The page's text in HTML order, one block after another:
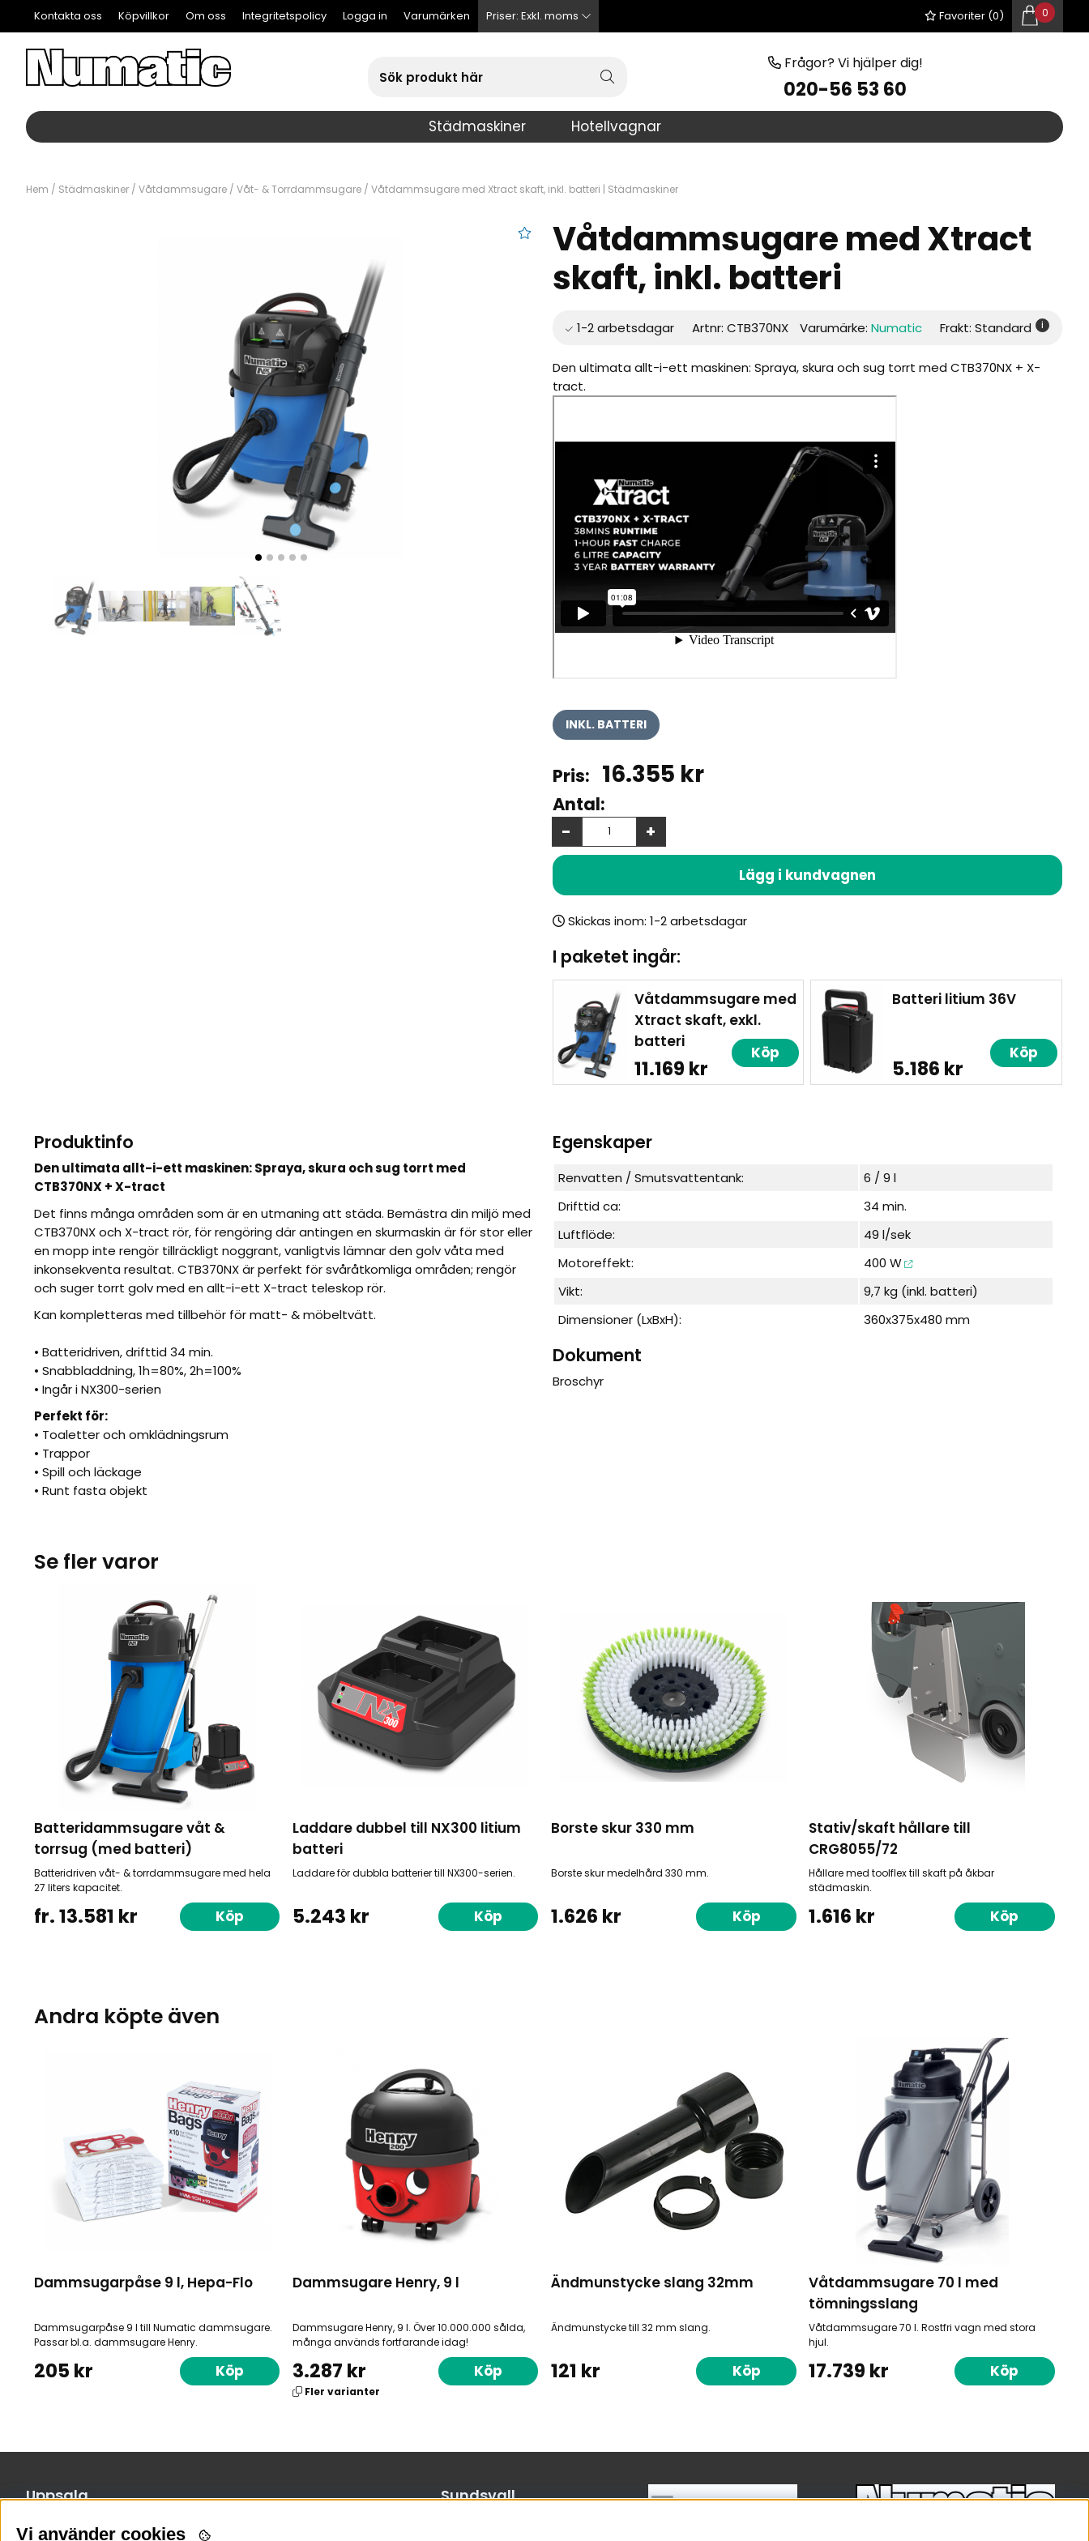
Kontakta oss Köpvillkor Om oss Integritetspolicy Logga in Varumärken Priser: Exkl. moms 0
Favoriter (0)
Frågor? Vi hjälper dig!
020-56 53 60
Städmaskiner Hotellvagnar
Hem / Städmaskiner / Våtdammsugare / Våt- & Torrdammsugare / Våtdammsugare med Xtract skaft, inkl. batteri | Städmaskiner
Våtdammsugare med Xtract skaft, inkl. batteriVåtdammsugare med Xtract
skaft, inkl. batteri
Artnr: CTB370NX Varumärke:Numatic Frakt: Standard i
Den ultimata allt-i-ett maskinen: Spraya, skura och sug torrt med CTB370NX + X-
tract.
INKL. BATTERI
16.355 kr
Antal:
+
-
Lägg i kundvagnen
Skickas inom:
I paketet ingår:
Våtdammsugare med
Xtract skaft, exkl.
batteri
11.169 kr
Köp
Batteri litium 36V
5.186 kr
Köp
Produktinfo
Den ultimata allt-i-ett maskinen: Spraya, skura och sug torrt med
CTB370NX + X-tract
Det finns många områden som är en utmaning att städa. Bemästra din miljö med
CTB370NX och X-tract rör, för rengöring där antingen en skurmaskin är för stor eller
en mopp inte rengör tillräckligt noggrant, vanligtvis lämnar den golv våta med
inkonsekventa resultat. CTB370NX är perfekt för svåråtkomliga områden; rengör
och suger torrt golv med en allt-i-ett X-tract teleskop rör.
Kan kompletteras med tillbehör för matt- & möbeltvätt.
• Batteridriven, drifttid 34 min.
• Snabbladdning, 1h=80%, 2h=100%
• Ingår i NX300-serien
Perfekt för:
• Toaletter och omklädningsrum
• Trappor
• Spill och läckage
• Runt fasta objekt
Egenskaper
Renvatten / Smutsvattentank:
6 / 9 l
Drifttid ca:
34 min.
Luftflöde:
49 l/sek
Motoreffekt:
400 W
Vikt:
9,7 kg (inkl. batteri)
Dimensioner (LxBxH):
360x375x480 mm
Dokument
Broschyr
Se fler varor
Batteridammsugare våt &
torrsug (med batteri)
Batteridriven våt- & torrdammsugare med hela
27 liters kapacitet.
fr. 13.581 kr Köp
Laddare dubbel till NX300 litium
batteri
Laddare för dubbla batterier till NX300-serien.
5.243 kr Köp
Borste skur 330 mm
Borste skur medelhård 330 mm.
1.626 kr Köp
Stativ/skaft hållare till
CRG8055/72
Hållare med toolflex till skaft på åkbar
städmaskin.
1.616 kr Köp
Andra köpte även
Dammsugarpåse 9 l, Hepa-Flo
Dammsugarpåse 9 l till Numatic dammsugare.
Passar bl.a. dammsugare Henry.
205 kr Köp
Dammsugare Henry, 9 l
Dammsugare Henry, 9 l. Över 10.000.000 sålda,
många används fortfarande idag!
3.287 kr
Fler varianter
Köp
Ändmunstycke slang 32mm
Ändmunstycke till 32 mm slang.
121 kr Köp
Våtdammsugare 70 l med
tömningsslang
Våtdammsugare 70 l. Rostfri vagn med stora
hjul.
17.739 kr Köp
Uppsala Sundsvall
Vi använder cookies